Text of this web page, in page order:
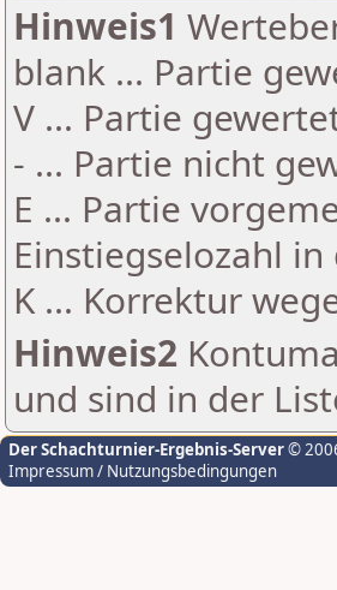
Hinweis1
blank ... Partie
V ... Partie
- ... Partie nicht
E ... Partie
Einstiegselozahl
K ... Korrektur
Hinweis2
und sind in der
Der Schachturnier-Ergebnis-Server©
Impressum / Nutzungsbedingungen